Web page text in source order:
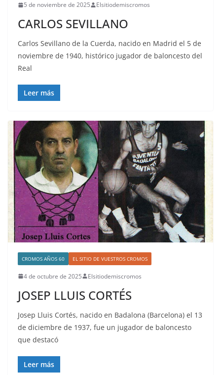
5 de noviembre de 2025 Elsitiodemiscromos
CARLOS SEVILLANO
Carlos Sevillano de la Cuerda, nacido en Madrid el 5 de
noviembre de 1940, histórico jugador de baloncesto del
Real
Leer más
CROMOS AÑOS 60 EL SITIO DE VUESTROS CROMOS
4 de octubre de 2025 Elsitiodemiscromos
JOSEP LLUIS CORTÉS
Josep Lluis Cortés, nacido en Badalona (Barcelona) el 13
de diciembre de 1937, fue un jugador de baloncesto
que destacó
Leer más